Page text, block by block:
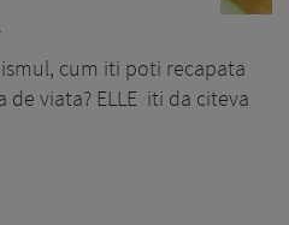
cum iti poti recapata
viata? ELLE iti da citeva